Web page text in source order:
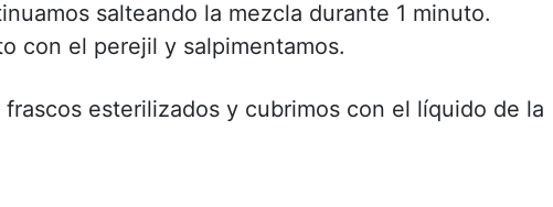
salteando la mezcla durante 1 minuto.
con el perejil y salpimentamos.
esterilizados y cubrimos con el líquido de la